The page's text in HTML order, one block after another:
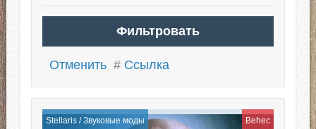
Отменить # Ссылка
Stellaris/Звуковые моды Behec